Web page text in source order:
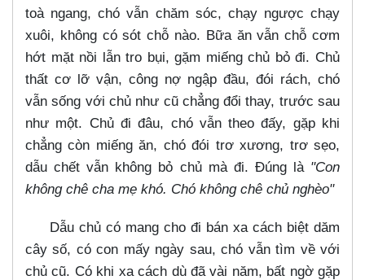
toà ngang, chó vẫn chăm sóc, chạy ngược chạy
xuôi, không có sót chỗ nào. Bữa ăn vẫn chỗ cơm
hớt mặt nồi lẫn tro bụi, gặm miếng chủ bỏ đi. Chủ
thất cơ lỡ vận, công nợ ngập đầu, đói rách, chó
vẫn sống với chủ như cũ chẳng đổi thay, trước sau
như một. Chủ đi đâu, chó vẫn theo đấy, gặp khi
chẳng còn miếng ăn, chó đói trơ xương, trơ sẹo,
dẫu chết vẫn không bỏ chủ mà đi. Đúng là "Con
không chê cha mẹ khó. Chó không chê chủ nghèo"
Dẫu chủ có mang cho đi bán xa cách biệt dăm
cây số, có con mấy ngày sau, chó vẫn tìm về với
chủ cũ. Có khi xa cách dù đã vài năm, bất ngờ gặp